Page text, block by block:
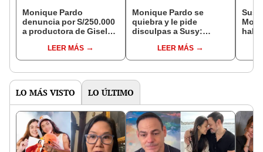
Monique Pardo
denuncia por S/250.000
a productora de Gisela
cárcel”LEER MÁS
Monique Pardo se
quiebra y le pide
disculpas a Susy:
los momentos
dolorosos”
LEER MÁS
Susy
LO MÁS VISTO LO ÚLTIMO